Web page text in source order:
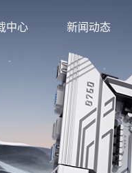
中心 新闻动态